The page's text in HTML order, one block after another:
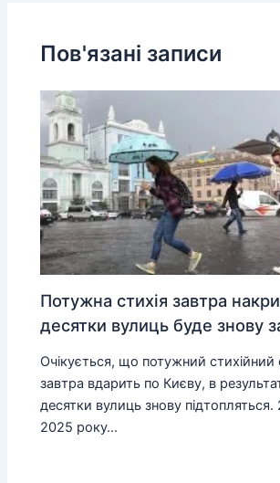
Пов'язані записи
Потужна стихія завтра
десятки вулиць буде знову
Очікується, що потужний
завтра вдарить по Києву, в
десятки вулиць знову підтопляться.
2025 року…